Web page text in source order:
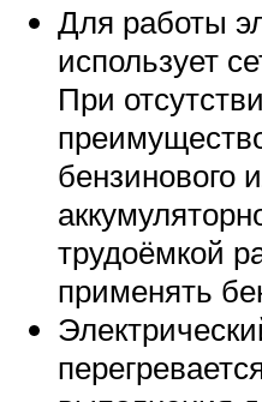
Для работы
использует
При
бензинового
трудоёмкой
применять